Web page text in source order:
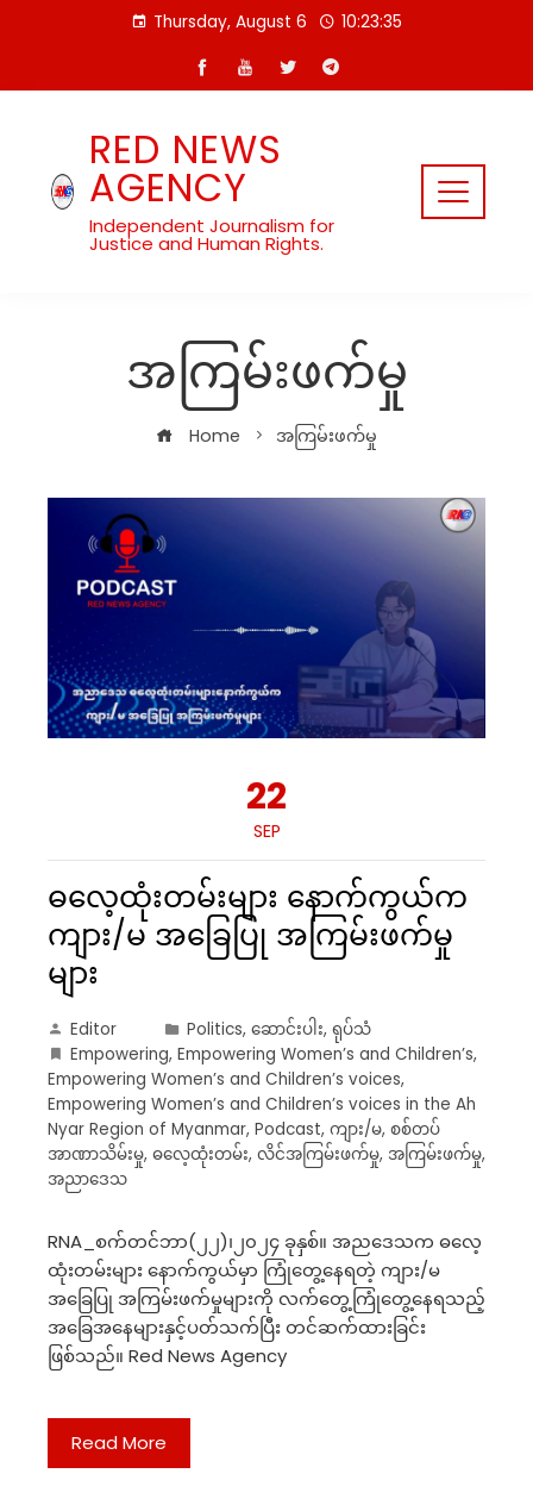
Thursday, August 6 10:23:36
RED NEWS
AGENCY
Independent Journalism for
Justice and Human Rights.
အကြမ်းဖက်မှု
Home အကြမ်းဖက်မှု
22
SEP
ဓလေ့ထုံးတမ်းများ နောက်ကွယ်က
ကျား/မ အခြေပြု အကြမ်းဖက်မှု
များ
Editor Politics, ဆောင်းပါး, ရုပ်သံ
Empowering, Empowering Women’s and Children’s,
Empowering Women’s and Children’s voices,
Empowering Women’s and Children’s voices in the Ah
Nyar Region of Myanmar, Podcast, ကျား/မ, စစ်တပ်
အာဏာသိမ်းမှု, ဓလေ့ထုံးတမ်း, လိင်အကြမ်းဖက်မှု, အကြမ်းဖက်မှု,
အညာဒေသ
RNA_စက်တင်ဘာ(၂၂)၊၂၀၂၄ ခုနှစ်။ အညဒေသက ဓလေ့
ထုံးတမ်းများ နောက်ကွယ်မှာ ကြုံတွေ့နေရတဲ့ ကျား/မ
အခြေပြု အကြမ်းဖက်မှုများကို လက်တွေ့ကြုံတွေ့နေရသည့်
အခြေအနေများနှင့်ပတ်သက်ပြီး တင်ဆက်ထားခြင်း
ဖြစ်သည်။ Red News Agency
Read More